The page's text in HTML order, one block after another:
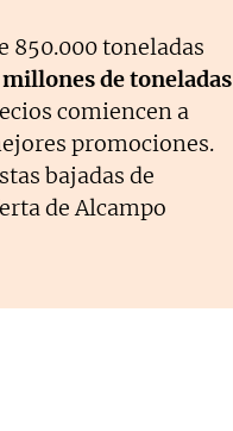
850.000 toneladas
millones de toneladas
comiencen a
promociones.
bajadas de
de Alcampo